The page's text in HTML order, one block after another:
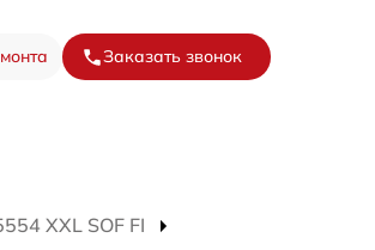
Заказать звонок
XXL SOF FI